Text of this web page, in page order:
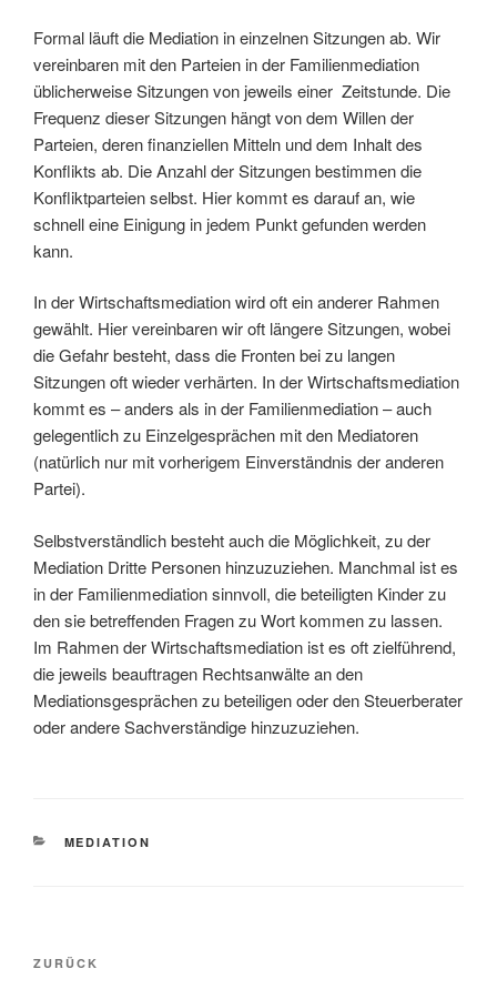
Formal läuft die Mediation in einzelnen Sitzungen ab. Wir
vereinbaren mit den Parteien in der Familienmediation
üblicherweise Sitzungen von jeweils einer Zeitstunde. Die
Frequenz dieser Sitzungen hängt von dem Willen der
Parteien, deren finanziellen Mitteln und dem Inhalt des
Konflikts ab. Die Anzahl der Sitzungen bestimmen die
Konfliktparteien selbst. Hier kommt es darauf an, wie
schnell eine Einigung in jedem Punkt gefunden werden
kann.
In der Wirtschaftsmediation wird oft ein anderer Rahmen
gewählt. Hier vereinbaren wir oft längere Sitzungen, wobei
die Gefahr besteht, dass die Fronten bei zu langen
Sitzungen oft wieder verhärten. In der Wirtschaftsmediation
kommt es – anders als in der Familienmediation – auch
gelegentlich zu Einzelgesprächen mit den Mediatoren
(natürlich nur mit vorherigem Einverständnis der anderen
Partei).
Selbstverständlich besteht auch die Möglichkeit, zu der
Mediation Dritte Personen hinzuzuziehen. Manchmal ist es
in der Familienmediation sinnvoll, die beteiligten Kinder zu
den sie betreffenden Fragen zu Wort kommen zu lassen.
Im Rahmen der Wirtschaftsmediation ist es oft zielführend,
die jeweils beauftragen Rechtsanwälte an den
Mediationsgesprächen zu beteiligen oder den Steuerberater
oder andere Sachverständige hinzuzuziehen.
KATEGORIEN
MEDIATION
Beitragsnavigation
Vorheriger
ZURÜCK